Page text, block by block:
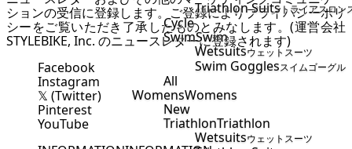
Triathlon Suits トライアスロン
Cycle
SwimSwim
Wetsuitsウェットスーツ
Swim Gogglesスイムゴーグル
All
WomensWomens
New
TriathlonTriathlon
Wetsuitsウェットスーツ
ションの受信に登録します。ご登録によりプライバシーポリ
シーをご覧いただき了承したものとみなします。(運営会社
STYLEBIKE, Inc. のニュースレターに登録されます)
Facebook
Instagram
𝕏 (Twitter)
Pinterest
YouTube